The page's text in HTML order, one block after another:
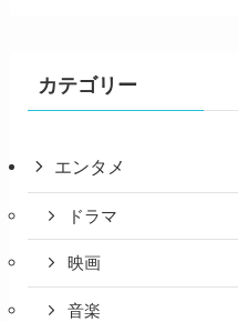
カテゴリー
エンタメ
ドラマ
映画
音楽